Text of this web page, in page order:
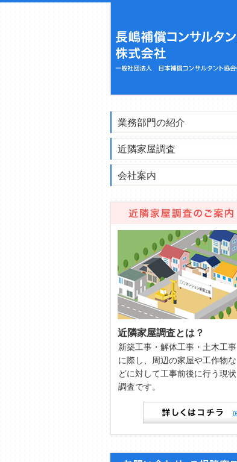
業務部門の紹介
近隣家屋調査
会社案内
近隣家屋調査とは？
新築工事・解体工事・土木工事
に際し、周辺の家屋や工作物な
どに対して工事前後に行う現状
調査です。